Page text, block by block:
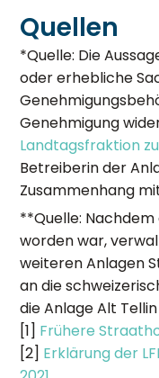
Quellen
*Quelle: Die
oder erhebliche
Genehmigung
Landtagsfraktion
Betreiberin der
Zusammenhang
**Quelle:
worden war,
weiteren Anlagen
an die
die Anlage Alt
[1] Frühere
[2] Erklärung der